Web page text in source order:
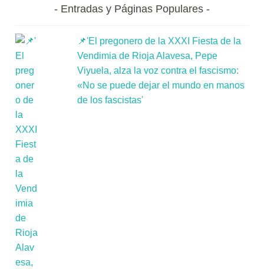
Entradas y Páginas Populares
📌'El pregonero de la XXXI Fiesta de la
Vendimia de Rioja Alavesa, Pepe
Viyuela, alza la voz contra el fascismo:
«No se puede dejar el mundo en manos
de los fascistas'